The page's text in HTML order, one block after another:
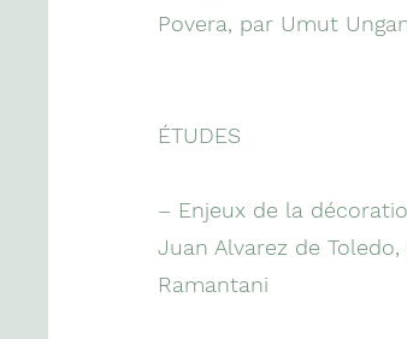
Povera, par Umut
ÉTUDES
– Enjeux de la
Juan Alvarez de
Ramantani